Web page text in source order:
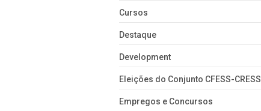
Cursos
Destaque
Development
Eleições do Conjunto CFESS-CRESS
Empregos e Concursos